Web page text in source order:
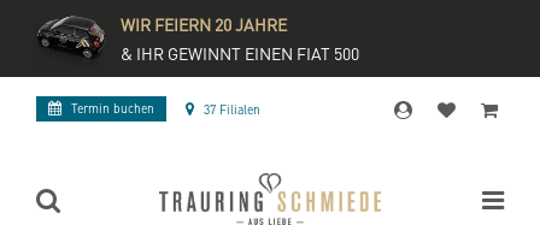
WIR FEIERN 20 JAHRE
& IHR GEWINNT EINEN FIAT 500
Termin buchen 37 Filialen